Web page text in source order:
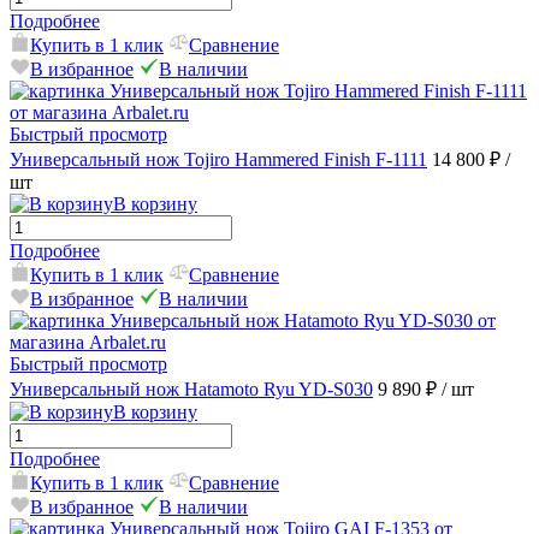
Подробнее
Купить в 1 клик
Сравнение
В избранное
В наличии
Быстрый просмотр
Универсальный нож Tojiro Hammered Finish F-1111 14 800 ₽ /
шт
В корзину
Подробнее
Купить в 1 клик
Сравнение
В избранное
В наличии
Быстрый просмотр
Универсальный нож Hatamoto Ryu YD-S030 9 890 ₽ / шт
В корзину
Подробнее
Купить в 1 клик
Сравнение
В избранное
В наличии